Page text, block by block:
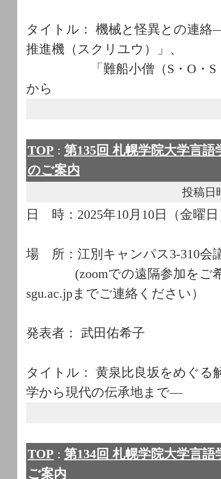
タイトル： 機械と怪異との連
推進機（スクリユウ）」、
「難船小僧（S・O・S・
から
TOP : 第135回 札幌学院大学言
のご案内
投稿日
日 時：2025年10月10日（金曜日
場 所：江別キャンパス3-310会
(zoomでの遠隔参加をご希
sgu.ac.jpまでご連絡ください）
発表者： 武田佑希子
タイトル： 黄泉比良坂をめぐ
学から現代の伝承地まで―
TOP : 第134回 札幌学院大学言
ご案内